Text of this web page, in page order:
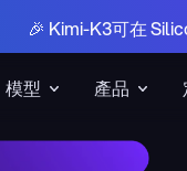
模型 產品
🎉 Kimi-K3可在